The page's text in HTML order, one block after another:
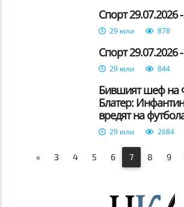
Спорт 29.07.2026
29 юли 878
Спорт 29.07.2026
29 юли 844
Бившият шеф
Блатер:
вредят на
29 юли 2684
« 3 4 5 6 7 8 9